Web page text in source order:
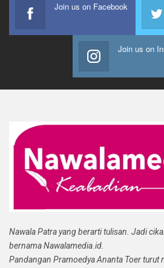
Join us on Facebook
Join us on
Nawala Patra yang berarti tulisan. Jadi
bernama Nawalamedia.id.
Pandangan Pramoedya Ananta Toer turut